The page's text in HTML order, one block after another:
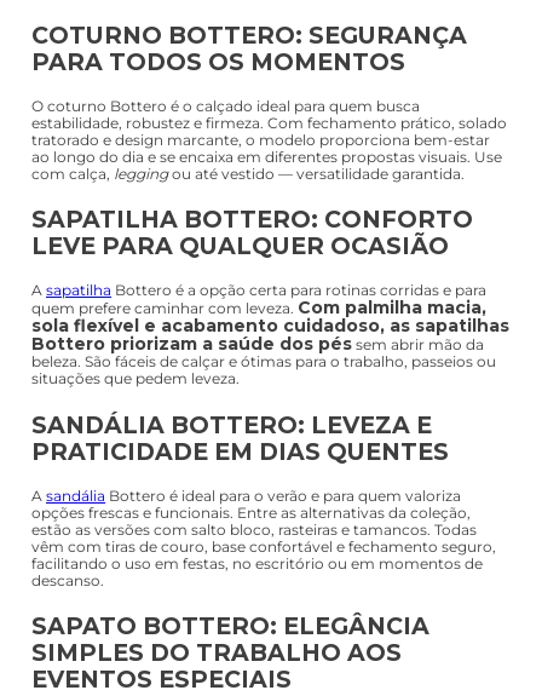
COTURNO BOTTERO: SEGURANÇA
PARA TODOS OS MOMENTOS
O coturno Bottero é o calçado ideal para quem busca
estabilidade, robustez e firmeza. Com fechamento prático, solado
tratorado e design marcante, o modelo proporciona bem-estar
ao longo do dia e se encaixa em diferentes propostas visuais. Use
com calça, leggingou até vestido — versatilidade garantida.
SAPATILHA BOTTERO: CONFORTO
LEVE PARA QUALQUER OCASIÃO
A sapatilha Bottero é a opção certa para rotinas corridas e para
quem prefere caminhar com leveza. Com palmilha macia,
sola flexível e acabamento cuidadoso, as sapatilhas
Bottero priorizam a saúde dos pés sem abrir mão da
beleza. São fáceis de calçar e ótimas para o trabalho, passeios ou
situações que pedem leveza.
SANDÁLIA BOTTERO: LEVEZA E
PRATICIDADE EM DIAS QUENTES
A sandália Bottero é ideal para o verão e para quem valoriza
opções frescas e funcionais. Entre as alternativas da coleção,
estão as versões com salto bloco, rasteiras e tamancos. Todas
vêm com tiras de couro, base confortável e fechamento seguro,
facilitando o uso em festas, no escritório ou em momentos de
descanso.
SAPATO BOTTERO: ELEGÂNCIA
SIMPLES DO TRABALHO AOS
EVENTOS ESPECIAIS